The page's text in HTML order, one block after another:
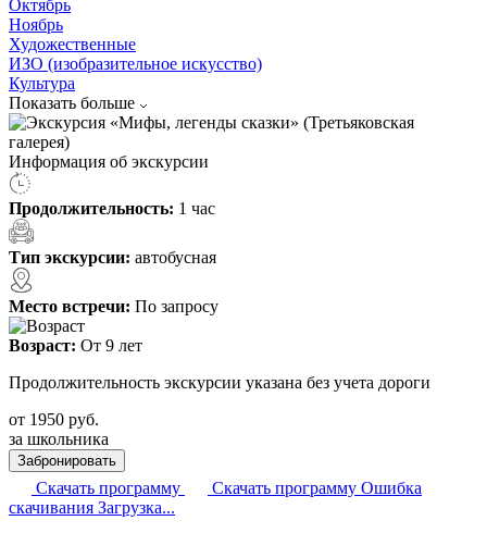
Октябрь
Ноябрь
Художественные
ИЗО (изобразительное искусство)
Культура
Показать больше
Информация об экскурсии
Продолжительность: 1 час
Тип экскурсии: автобусная
Место встречи: По запросу
Возраст: От 9 лет
Продолжительность экскурсии указана без учета дороги
от 1950 руб.
за школьника
Забронировать
Скачать программу Скачать программу Ошибка
скачивания Загрузка...